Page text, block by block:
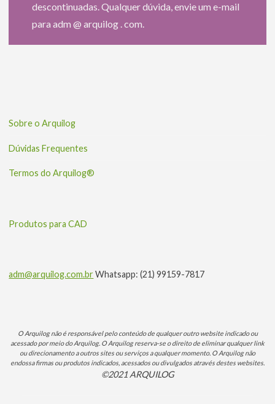
descontinuadas. Qualquer dúvida, envie um e-mail
para adm @ arquilog . com.
Sobre o Arquilog
Dúvidas Frequentes
Termos do Arquilog®
Produtos para CAD
adm@arquilog.com.brWhatsapp: (21) 99159-7817
O Arquilog não é responsável pelo conteúdo de qualquer outro website indicado ou
acessado por meio do Arquilog. O Arquilog reserva-se o direito de eliminar qualquer link
ou direcionamento a outros sites ou serviços a qualquer momento. O Arquilog não
endossa firmas ou produtos indicados, acessados ou divulgados através destes websites.
©2021 ARQUILOG